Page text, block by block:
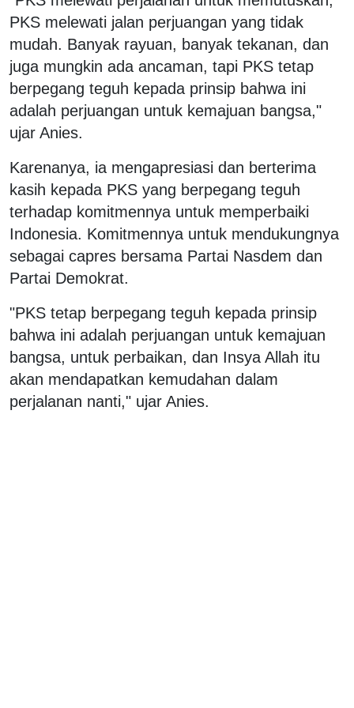
PKS melewati jalan perjuangan yang tidak
mudah. Banyak rayuan, banyak tekanan, dan
juga mungkin ada ancaman, tapi PKS tetap
berpegang teguh kepada prinsip bahwa ini
adalah perjuangan untuk kemajuan bangsa,"
ujar Anies.
Karenanya, ia mengapresiasi dan berterima
kasih kepada PKS yang berpegang teguh
terhadap komitmennya untuk memperbaiki
Indonesia. Komitmennya untuk mendukungnya
sebagai capres bersama Partai Nasdem dan
Partai Demokrat.
"PKS tetap berpegang teguh kepada prinsip
bahwa ini adalah perjuangan untuk kemajuan
bangsa, untuk perbaikan, dan Insya Allah itu
akan mendapatkan kemudahan dalam
perjalanan nanti," ujar Anies.